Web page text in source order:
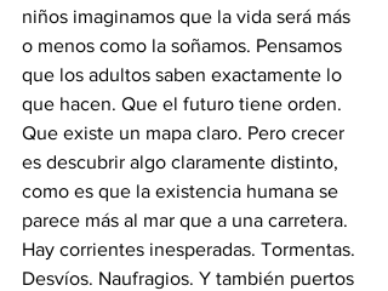
niños imaginamos que la vida será más
o menos como la soñamos. Pensamos
que los adultos saben exactamente lo
que hacen. Que el futuro tiene orden.
Que existe un mapa claro. Pero crecer
es descubrir algo claramente distinto,
como es que la existencia humana se
parece más al mar que a una carretera.
Hay corrientes inesperadas. Tormentas.
Desvíos. Naufragios. Y también puertos